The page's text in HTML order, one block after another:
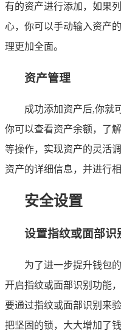
有的资产进行添加，如果
心，你可以手动输入资产
理更加全面。
资产管理
成功添加资产后,你就
你可以查看资产余额，了
等操作，实现资产的灵活
资产的详细信息，并进行
安全设置
设置指纹或面部识
为了进一步提升钱包
开启指纹或面部识别功能
要通过指纹或面部识别来
把坚固的锁，大大增加了